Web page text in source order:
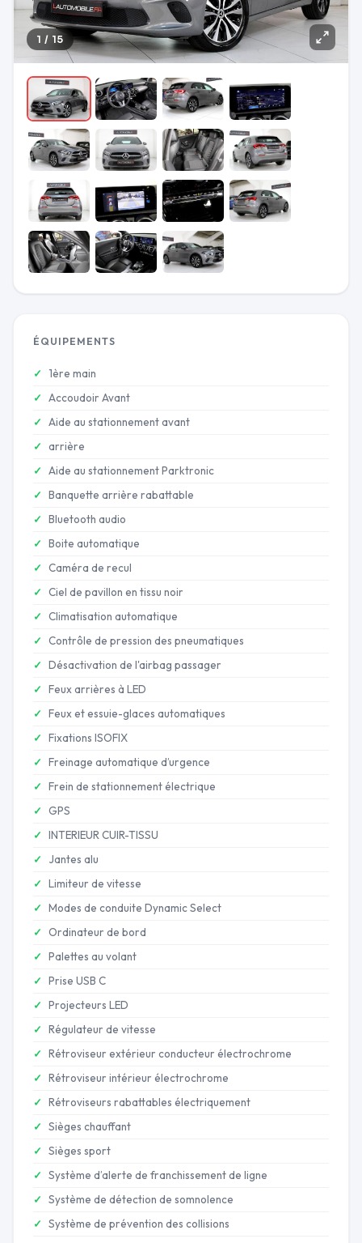
1 / 15
ÉQUIPEMENTS
1ère main
Accoudoir Avant
Aide au stationnement avant
arrière
Aide au stationnement Parktronic
Banquette arrière rabattable
Bluetooth audio
Boite automatique
Caméra de recul
Ciel de pavillon en tissu noir
Climatisation automatique
Contrôle de pression des pneumatiques
Désactivation de l'airbag passager
Feux arrières à LED
Feux et essuie-glaces automatiques
Fixations ISOFIX
Freinage automatique d’urgence
Frein de stationnement électrique
GPS
INTERIEUR CUIR-TISSU
Jantes alu
Limiteur de vitesse
Modes de conduite Dynamic Select
Ordinateur de bord
Palettes au volant
Prise USB C
Projecteurs LED
Régulateur de vitesse
Rétroviseur extérieur conducteur électrochrome
Rétroviseur intérieur électrochrome
Rétroviseurs rabattables électriquement
Sièges chauffant
Sièges sport
Système d’alerte de franchissement de ligne
Système de détection de somnolence
Système de prévention des collisions